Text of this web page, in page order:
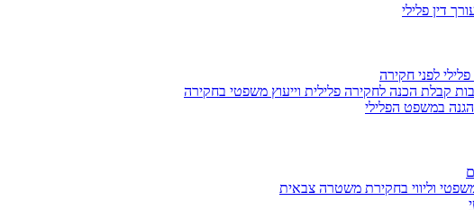
דין פלילי
לפני חקירה
קבלת הכנה לחקירה פלילית וייעוץ משפטי בחקירה
הגנה במשפט הפלילי
וליווי בחקירת משטרה צבאית